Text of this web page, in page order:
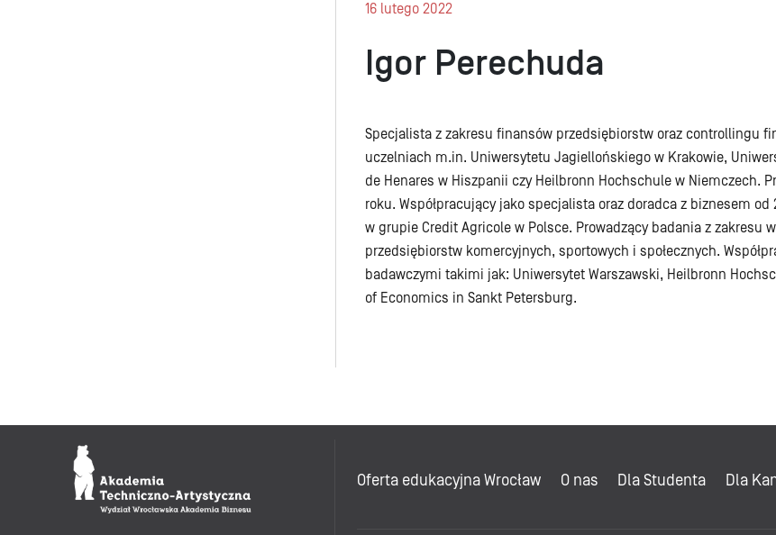
16 lutego 2022
Igor Perechuda
Specjalista z zakresu finansów przedsiębiorstw oraz controllingu
uczelniach m.in. Uniwersytetu Jagiellońskiego w Krakowie,
de Henares w Hiszpanii czy Heilbronn Hochschule w Niemczech.
roku. Współpracujący jako specjalista oraz doradca z biznesem
w grupie Credit Agricole w Polsce. Prowadzący badania z zakresu
przedsiębiorstw komercyjnych, sportowych i społecznych.
badawczymi takimi jak: Uniwersytet Warszawski, Heilbronn
of Economics in Sankt Petersburg.
Oferta edukacyjna Wrocław O nas Dla Studenta Dla